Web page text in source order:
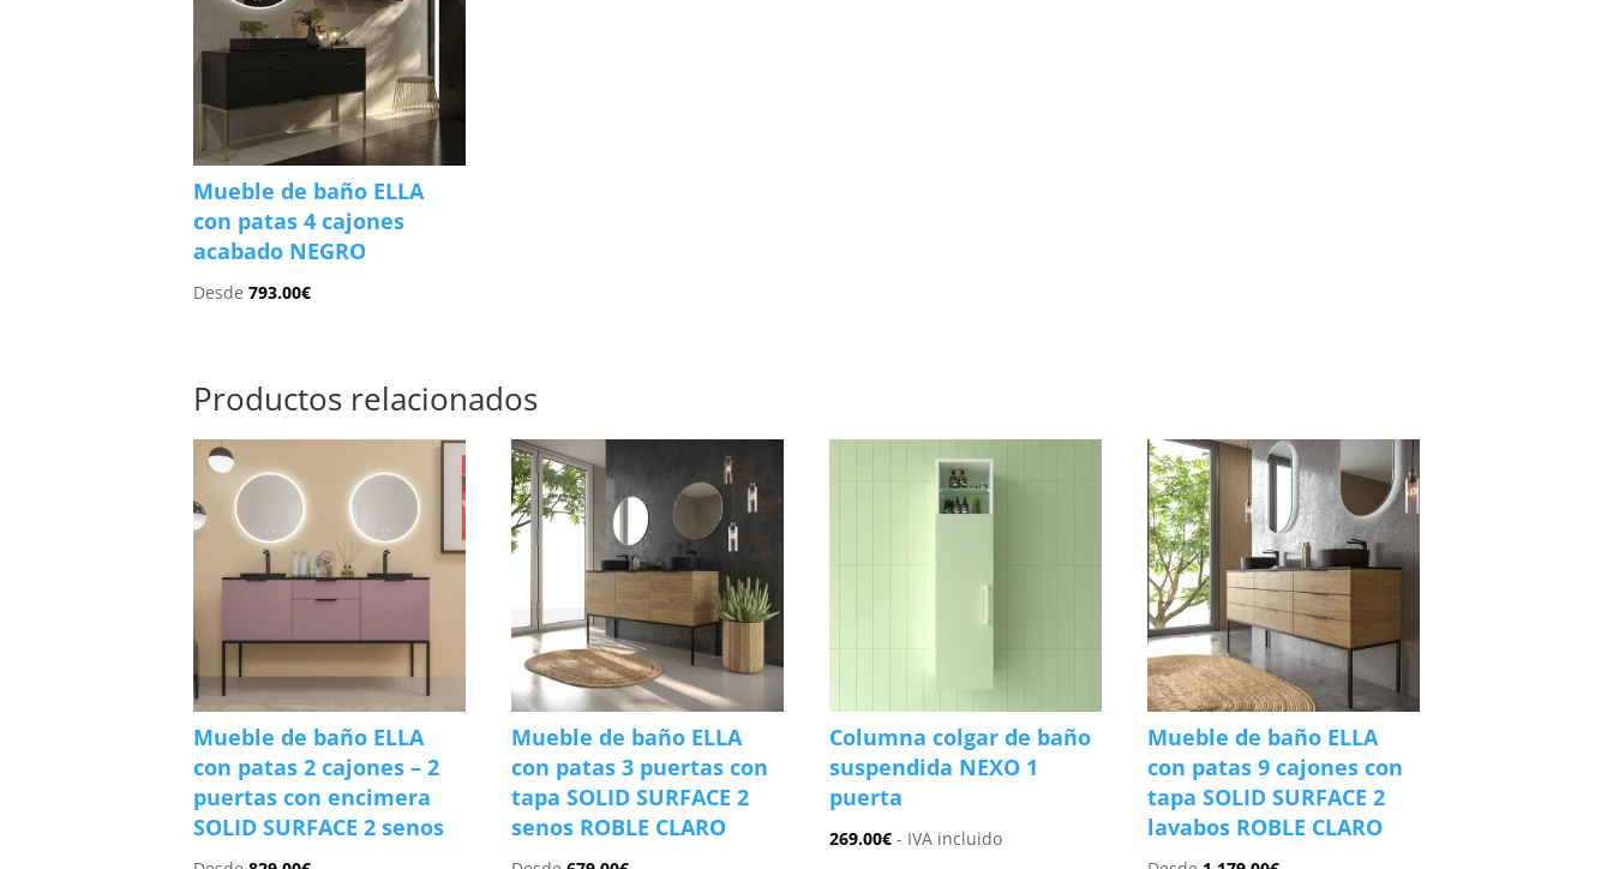
Mueble de baño ELLA
con patas 4 cajones
acabado NEGRO
Desde793.00€
Productos relacionados
Mueble de baño ELLA
con patas 2 cajones – 2
puertas con encimera
SOLID SURFACE 2 senos
Mueble de baño ELLA
con patas 3 puertas con
tapa SOLID SURFACE 2
senos ROBLE CLARO
Columna colgar de baño
suspendida NEXO 1
puerta
269.00€ - IVA incluido
Mueble de baño ELLA
con patas 9 cajones con
tapa SOLID SURFACE 2
lavabos ROBLE CLARO